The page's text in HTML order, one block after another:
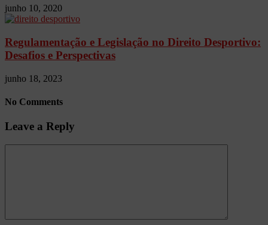
junho 10, 2020
Regulamentação e Legislação no Direito Desportivo:
Desafios e Perspectivas
junho 18, 2023
No Comments
Leave a Reply